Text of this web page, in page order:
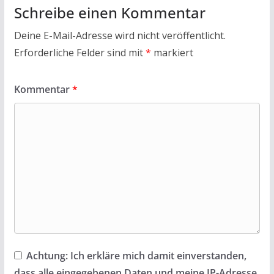
Schreibe einen Kommentar
Deine E-Mail-Adresse wird nicht veröffentlicht.
Erforderliche Felder sind mit* markiert
Kommentar*
Achtung:Ich erkläre mich damit einverstanden,